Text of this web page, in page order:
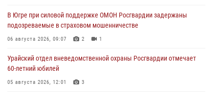
В Югре при силовой поддержке ОМОН Росгвардии задержаны
подозреваемые в страховом мошенничестве
06 августа 2026, 09:07 2 1
Урайский отдел вневедомственной охраны Росгвардии отмечает
60-летний юбилей
05 августа 2026, 12:01 3